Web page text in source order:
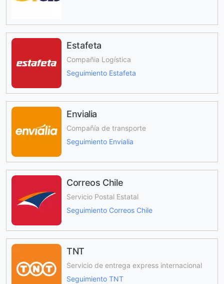
Estafeta
Compañia Logística
Seguimiento Estafeta
Envialia
Compañía de transporte
Seguimiento Envialia
Correos Chile
Servicio Postal Estatal
Seguimiento Correos Chile
TNT
Servicio de entrega express internacional
Seguimiento TNT